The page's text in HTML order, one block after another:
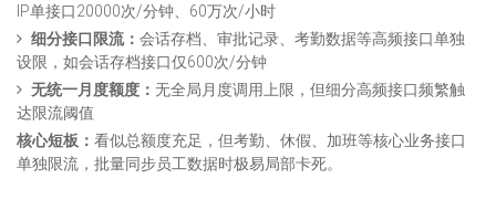
IP单接口20000次/分钟、60万次/小时
细分接口限流： 会话存档、审批记录、考勤数据等高频接口单独
设限，如会话存档接口仅600次/分钟
无统一月度额度： 无全局月度调用上限，但细分高频接口频繁触
达限流阈值
核心短板： 看似总额度充足，但考勤、休假、加班等核心业务接口
单独限流，批量同步员工数据时极易局部卡死。